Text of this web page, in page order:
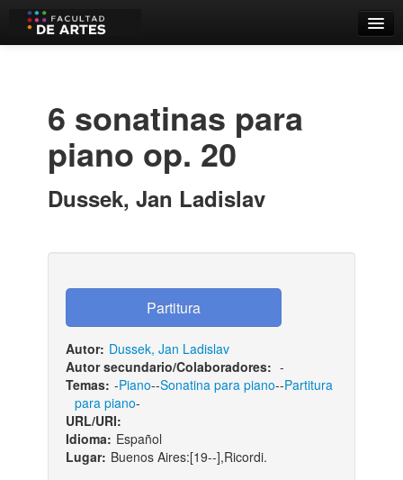
Estantes Virtuales
Iniciar sesión
6 sonatinas para
piano op. 20
Dussek, Jan Ladislav
Autor: Dussek, Jan Ladislav
Autor secundario/Colaboradores: -
Temas: -Piano--Sonatina para piano--Partitura
para piano-
URL/URI:
Idioma: Español
Lugar: Buenos Aires:[19--],Ricordi.